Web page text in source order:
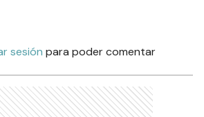
sesión para poder comentar